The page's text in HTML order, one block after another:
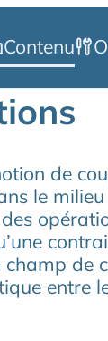
Contenu
de
le
de
entre